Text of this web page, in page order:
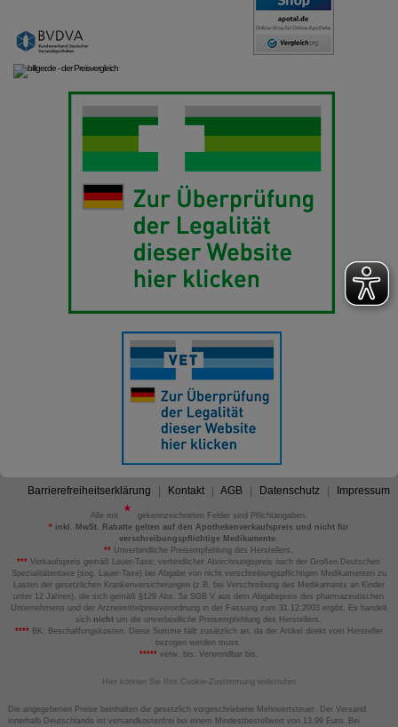
Barrierefreiheitserklärung Kontakt AGB Datenschutz Impressum
Alle mit
gekennzeichneten Felder sind Pflichtangaben.
*inkl. MwSt. Rabatte gelten auf den Apothekenverkaufspreis und nicht für
verschreibungspflichtige Medikamente.
** Unverbindliche Preisempfehlung des Herstellers.
*** Verkaufspreis gemäß Lauer-Taxe; verbindlicher Abrechnungspreis nach der Großen Deutschen
Spezialitätentaxe (sog. Lauer-Taxe) bei Abgabe von nicht verschreibungspflichtigen Medikamenten zu
Lasten der gesetzlichen Krankenversicherungen (z.B. bei Verschreibung des Medikaments an Kinder
unter 12 Jahren), die sich gemäß §129 Abs. 5a SGB V aus dem Abgabepreis des pharmazeutischen
Unternehmens und der Arzneimittelpreisverordnung in der Fassung zum 31.12.2003 ergibt. Es handelt
sich nicht um die unverbindliche Preisempfehlung des Herstellers.
****BK: Beschaffungskosten. Diese Summe fällt zusätzlich an, da der Artikel direkt vom Hersteller
bezogen werden muss.
*****verw. bis: Verwendbar bis.
Hier können Sie Ihre Cookie-Zustimmung widerrufen
Die angegebenen Preise beinhalten die gesetzlich vorgeschriebene Mehrwertsteuer. Der Versand
innerhalb Deutschlands ist versandkostenfrei bei einem Mindestbestellwert von 13,99 Euro. Bei